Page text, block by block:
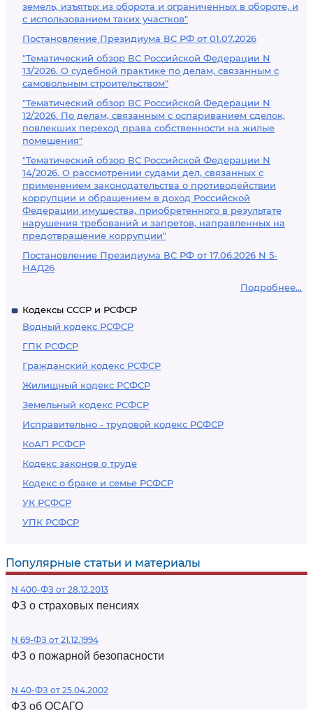
земель, изъятых из оборота и ограниченных в обороте, и
с использованием таких участков"
Постановление Президиума ВС РФ от 01.07.2026
"Тематический обзор ВС Российской Федерации N
13/2026. О судебной практике по делам, связанным с
самовольным строительством"
"Тематический обзор ВС Российской Федерации N
12/2026. По делам, связанным с оспариванием сделок,
повлекших переход права собственности на жилые
помещения"
"Тематический обзор ВС Российской Федерации N
14/2026. О рассмотрении судами дел, связанных с
применением законодательства о противодействии
коррупции и обращением в доход Российской
Федерации имущества, приобретенного в результате
нарушения требований и запретов, направленных на
предотвращение коррупции"
Постановление Президиума ВС РФ от 17.06.2026 N 5-
НАД26
Подробнее...
Кодексы СССР и РСФСР
Водный кодекс РСФСР
ГПК РСФСР
Гражданский кодекс РСФСР
Жилищный кодекс РСФСР
Земельный кодекс РСФСР
Исправительно - трудовой кодекс РСФСР
КоАП РСФСР
Кодекс законов о труде
Кодекс о браке и семье РСФСР
УК РСФСР
УПК РСФСР
Популярные статьи и материалы
N 400-ФЗ от 28.12.2013
ФЗ о страховых пенсиях
N 69-ФЗ от 21.12.1994
ФЗ о пожарной безопасности
N 40-ФЗ от 25.04.2002
ФЗ об ОСАГО